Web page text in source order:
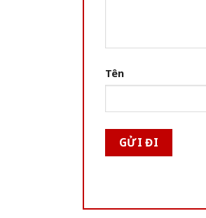
Tên